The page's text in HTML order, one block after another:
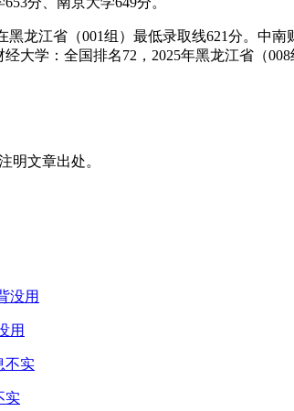
龙江省（001组）最低录取线621分。中
大学：全国排名72，2025年黑龙江省（008
明文章出处。
用
实